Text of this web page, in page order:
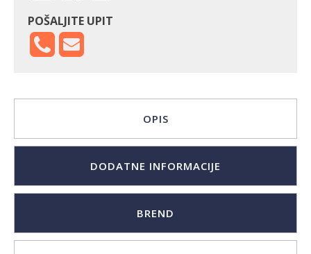
POŠALJITE UPIT
OPIS
DODATNE INFORMACIJE
BREND